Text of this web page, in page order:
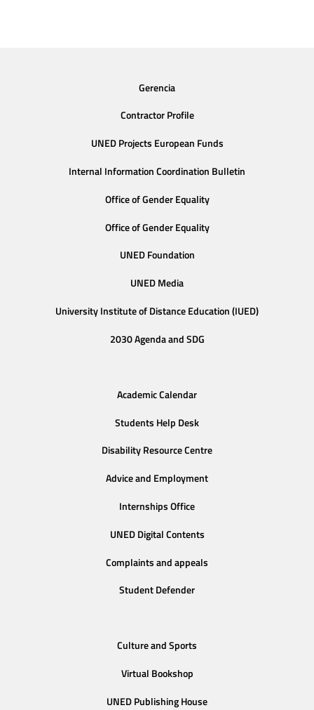
Gerencia
Contractor Profile
UNED Projects European Funds
Internal Information Coordination Bulletin
Office of Gender Equality
Office of Gender Equality
UNED Foundation
UNED Media
University Institute of Distance Education (IUED)
2030 Agenda and SDG
Academic Calendar
Students Help Desk
Disability Resource Centre
Advice and Employment
Internships Office
UNED Digital Contents
Complaints and appeals
Student Defender
Culture and Sports
Virtual Bookshop
UNED Publishing House